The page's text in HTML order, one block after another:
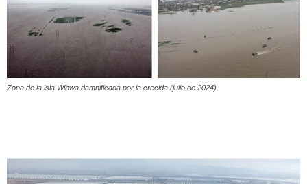
Zona de la isla Wihwa damnificada por la crecida (julio de 2024).